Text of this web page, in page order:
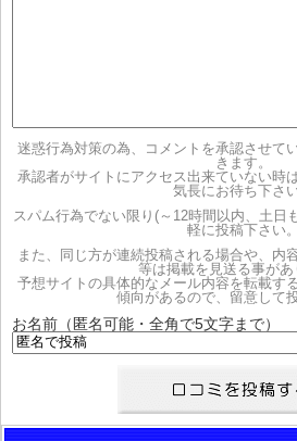
迷惑行為対策の為、コメントを承認させて
きます。
承認者がサイトにアクセス出来ていない時
気長にお待ち下さい
スパム行為でない限り(～12時間以内、土日
軽に投稿下さい。
また、同じ方が連続投稿される場合や、内
等は掲載を見送る事があ
予想サイトの具体的なメール内容を転載す
傾向があるので、留意して
お名前（匿名可能・全角で5文字まで）